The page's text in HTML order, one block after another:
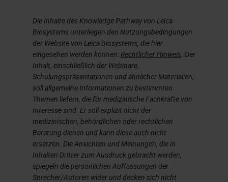
Die Inhalte des Knowledge Pathway von Leica
Biosystems unterliegen den Nutzungsbedingungen
der Website von Leica Biosystems, die hier
eingesehen werden können:Rechtlicher Hinweis. Der
Inhalt, einschließlich der Webinare,
Schulungspräsentationen und ähnlicher Materialien,
soll allgemeine Informationen zu bestimmten
Themen liefern, die für medizinische Fachkräfte von
Interesse sind. Er soll explizit nicht der
medizinischen, behördlichen oder rechtlichen
Beratung dienen und kann diese auch nicht
ersetzen. Die Ansichten und Meinungen, die in
Inhalten Dritter zum Ausdruck gebracht werden,
spiegeln die persönlichen Auffassungen der
Sprecher/Autoren wider und decken sich nicht